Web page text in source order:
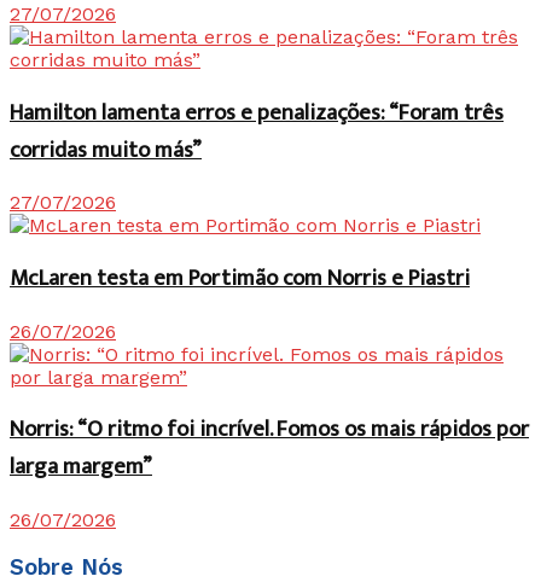
27/07/2026
Hamilton lamenta erros e penalizações: “Foram três
corridas muito más”
27/07/2026
McLaren testa em Portimão com Norris e Piastri
26/07/2026
Norris: “O ritmo foi incrível. Fomos os mais rápidos por
larga margem”
26/07/2026
Sobre Nós